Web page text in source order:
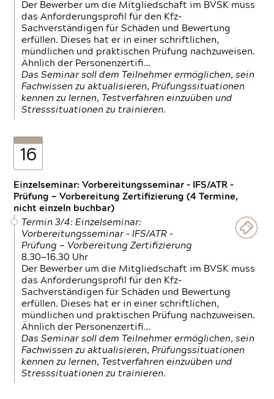
Der Bewerber um die Mitgliedschaft im BVSK muss
das Anforderungsprofil für den Kfz-
Sachverständigen für Schäden und Bewertung
erfüllen. Dieses hat er in einer schriftlichen,
mündlichen und praktischen Prüfung nachzuweisen.
Ähnlich der Personenzertifi…
Das Seminar soll dem Teilnehmer ermöglichen, sein
Fachwissen zu aktualisieren, Prüfungssituationen
kennen zu lernen, Testverfahren einzuüben und
Stresssituationen zu trainieren.
16
Einzelseminar: Vorbereitungsseminar - IFS/ATR -
Prüfung — Vorbereitung Zertifizierung (4 Termine,
nicht einzeln buchbar)
Termin 3/4: Einzelseminar:
Vorbereitungsseminar - IFS/ATR -
Prüfung — Vorbereitung Zertifizierung
8.30—16.30 Uhr
Der Bewerber um die Mitgliedschaft im BVSK muss
das Anforderungsprofil für den Kfz-
Sachverständigen für Schäden und Bewertung
erfüllen. Dieses hat er in einer schriftlichen,
mündlichen und praktischen Prüfung nachzuweisen.
Ähnlich der Personenzertifi…
Das Seminar soll dem Teilnehmer ermöglichen, sein
Fachwissen zu aktualisieren, Prüfungssituationen
kennen zu lernen, Testverfahren einzuüben und
Stresssituationen zu trainieren.